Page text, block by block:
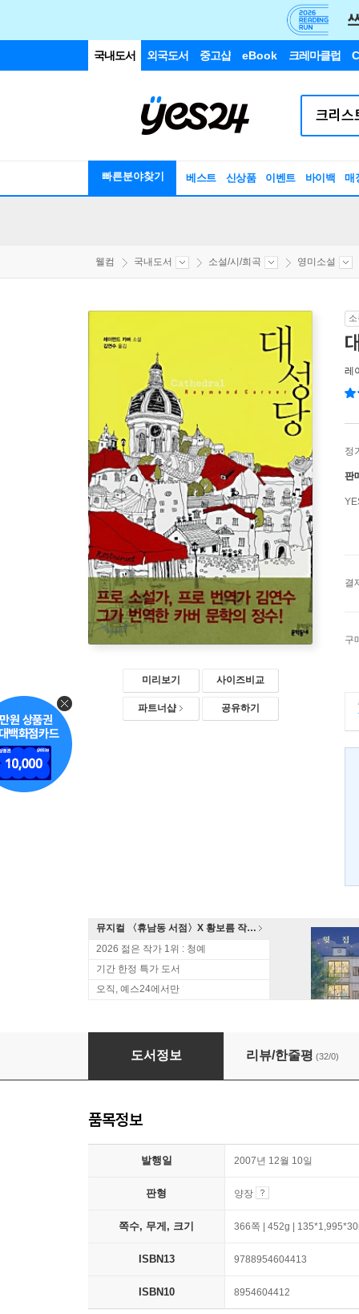
국내도서 외국도서 중고샵 eBook 크레마클럽
빠른분야찾기 베스트 신상품 이벤트 바이백 매
웰컴 국내도서 소설/시/희곡 영미소설
미리보기 사이즈비교
파트너샵 공유하기
레
정
판
결
구
뮤지컬 〈휴남동 서점〉X 황보름 작가 북토크
2026 젊은 작가 1위 : 청예
기간 한정 특가 도서
오직, 예스24에서만
도서정보 리뷰/한줄평 (32/0)
품목정보
발행일 2007년 12월 10일
판형 양장
쪽수, 무게, 크기 366쪽 | 452g |
ISBN13 9788954604413
ISBN10 8954604412